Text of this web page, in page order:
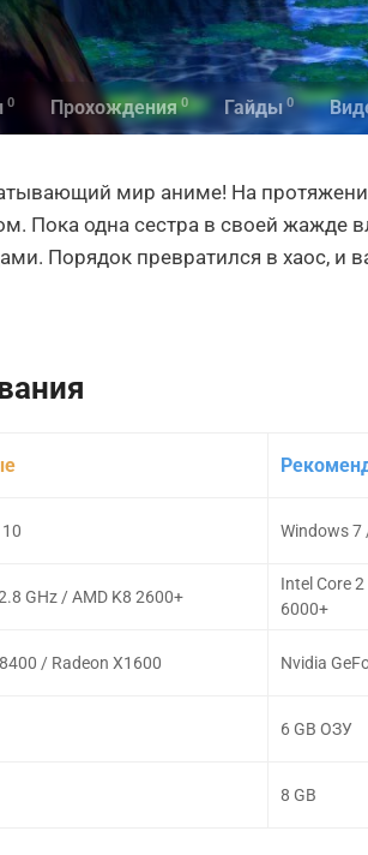
0 Прохождения 0 Гайды 0
мир аниме! На
Пока одна сестра в своей жажде
Порядок превратился в хаос, и
GHz / AMD K8 2600+
/ Radeon X1600
Windows 7
Intel Core
6000+
Nvidia
6 GB ОЗУ
8 GB